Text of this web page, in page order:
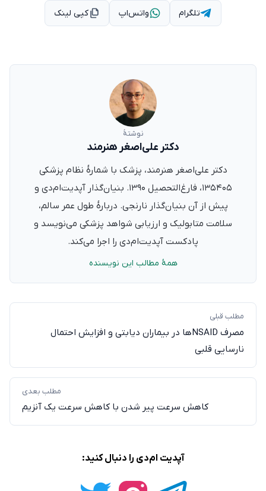
تلگرام واتس‌اپ کپی لینک
نوشتهٔ
دکتر علی‌اصغر هنرمند
دکتر علی‌اصغر هنرمند، پزشک با شمارهٔ نظام پزشکی
۱۳۵۴۰۵، فارغ‌التحصیل ۱۳۹۰. بنیان‌گذار آپدیت‌ام‌دی و
پیش از آن بنیان‌گذار نارنجی. دربارهٔ طول عمر سالم،
سلامت متابولیک و ارزیابی شواهد پزشکی می‌نویسد و
پادکست آپدیت‌ام‌دی را اجرا می‌کند.
همهٔ مطالب این نویسنده
مطلب قبلی
مصرف NSAID‌ها در بیماران دیابتی و افزایش احتمال
نارسایی قلبی
مطلب بعدی
کاهش سرعت پیر شدن با کاهش سرعت یک آنزیم
آپدیت ام‌دی را دنبال کنید: